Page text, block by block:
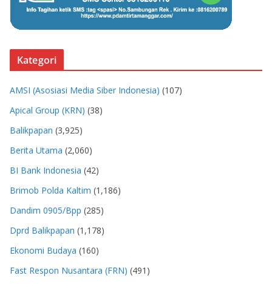
Kategori
AMSI (Asosiasi Media Siber Indonesia) (107)
Apical Group (KRN) (38)
Balikpapan (3,925)
Berita Utama (2,060)
BI Bank Indonesia (42)
Brimob Polda Kaltim (1,186)
Dandim 0905/Bpp (285)
Dprd Balikpapan (1,178)
Ekonomi Budaya (160)
Fast Respon Nusantara (FRN) (491)